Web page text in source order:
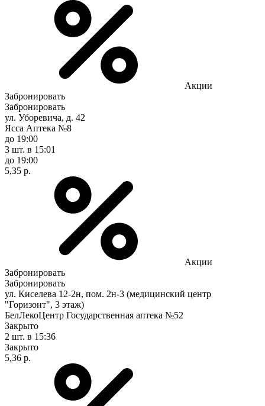
Акции
Забронировать
Забронировать
ул. Уборевича, д. 42
Ясса Аптека №8
до 19:00
3 шт. в 15:01
до 19:00
5,35 р.
Акции
Забронировать
Забронировать
ул. Киселева 12-2н, пом. 2н-3 (медицинский центр
"Горизонт", 3 этаж)
БелЛекоЦентр Государственная аптека №52
Закрыто
2 шт. в 15:36
Закрыто
5,36 р.